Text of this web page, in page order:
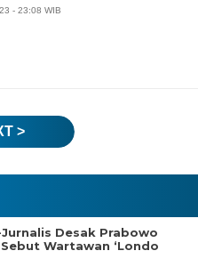
Desak Prabowo
Wartawan ‘Londo
- 23:08 WIB
>